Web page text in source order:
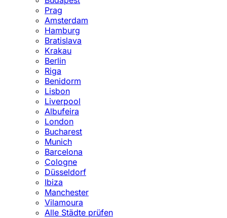
Prag
Amsterdam
Hamburg
Bratislava
Krakau
Berlin
Riga
Benidorm
Lisbon
Liverpool
Albufeira
London
Bucharest
Munich
Barcelona
Cologne
Düsseldorf
Ibiza
Manchester
Vilamoura
Alle Städte prüfen